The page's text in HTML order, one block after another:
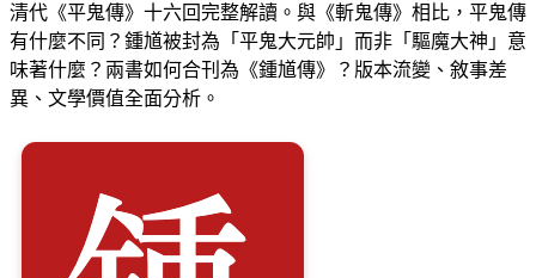
清代《平鬼傳》十六回完整解讀。與《斬鬼傳》相比，平鬼傳
有什麼不同？鍾馗被封為「平鬼大元帥」而非「驅魔大神」意
味著什麼？兩書如何合刊為《鍾馗傳》？版本流變、敘事差
異、文學價值全面分析。